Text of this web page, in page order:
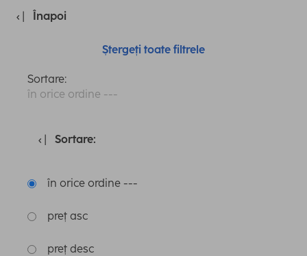
Înapoi
Ștergeți toate filtrele
Sortare:
în orice ordine ---
Sortare:
în orice ordine ---
preț asc
preț desc